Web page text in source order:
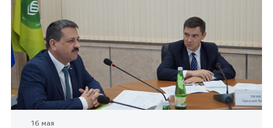
16 мая